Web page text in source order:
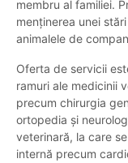
membru al familiei.
menținerea unei
animalele de
Oferta de servicii
ramuri ale medicinii
precum chirurgia
ortopedia și
veterinară, la care
internă precum